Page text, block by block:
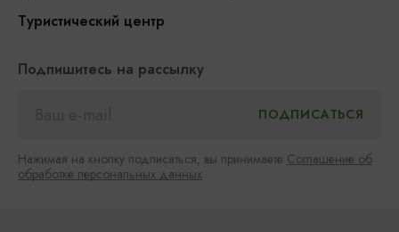
Туристический центр
Подпишитесь на рассылку
Нажимая на кнопку подписаться, вы принимаете Соглашение об
обработке персональных данных